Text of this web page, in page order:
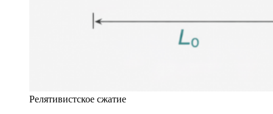
Релятивистское сжатие